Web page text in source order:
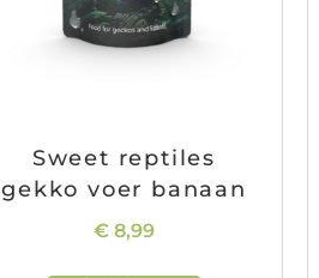
Sweet reptiles
gekko voer banaan
€ 8,99